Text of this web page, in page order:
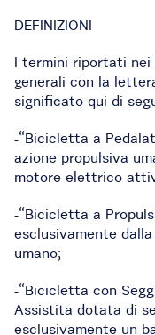
DEFINIZIONI
I termini riportati nei
generali con la
significato qui di
-“Bicicletta a
azione propulsiva
motore elettrico
-“Bicicletta a
esclusivamente
umano;
-“Bicicletta con
Assistita dotata di
esclusivamente un